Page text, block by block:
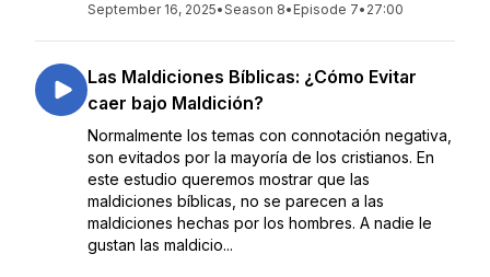
September 16, 2025•Season 8• Episode 7• 27:00
Las Maldiciones Bíblicas: ¿Cómo Evitar
caer bajo Maldición?
Normalmente los temas con connotación negativa,
son evitados por la mayoría de los cristianos. En
este estudio queremos mostrar que las
maldiciones bíblicas, no se parecen a las
maldiciones hechas por los hombres. A nadie le
gustan las maldicio...